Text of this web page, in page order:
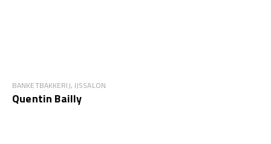
BANKETBAKKERIJ, IJSSALON
Quentin Bailly